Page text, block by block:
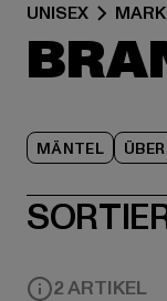
UNISEX
MÄNTEL
2 ARTIKEL